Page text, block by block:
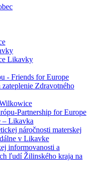
Likavky
- Friends for Europe
zateplenie Zdravotného
Partnership for Europe
– Likavka
náročnosti materskej
v Likavke
informovanosti a
ľudí Žilinského kraja na